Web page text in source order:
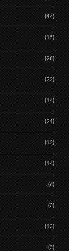
(44)
(15)
(28)
(22)
(14)
(21)
(12)
(14)
(6)
(3)
(13)
(3)